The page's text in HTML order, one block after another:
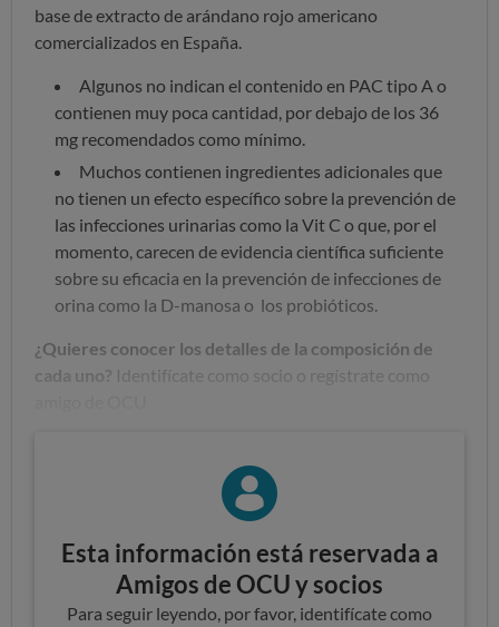
base de extracto de arándano rojo americano
comercializados en España.
Algunos no indican el contenido en PAC tipo A o
contienen muy poca cantidad, por debajo de los 36
mg recomendados como mínimo.
Muchos contienen ingredientes adicionales que
no tienen un efecto específico sobre la prevención de
las infecciones urinarias como la Vit C o que, por el
momento, carecen de evidencia científica suficiente
sobre su eficacia en la prevención de infecciones de
orina como la D-manosa o los probióticos.
¿Quieres conocer los detalles de la composición de
cada uno? Identifícate como socio o regístrate como
Esta información está reservada a
Amigos de OCU y socios
Para seguir leyendo, por favor, identifícate como